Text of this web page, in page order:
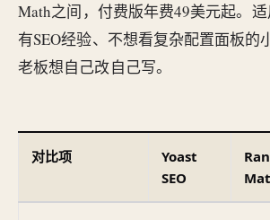
Math之间，付费版年费49美元起。
有SEO经验、不想看复杂配置面板的
老板想自己改自己写。
对比项
Yoast
SEO